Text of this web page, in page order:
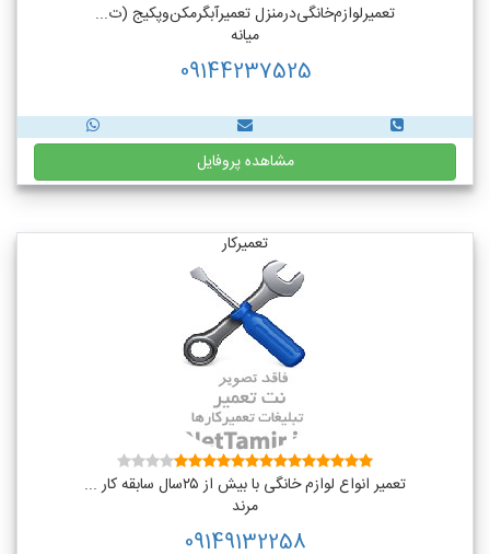
تعمیر‌لوازم‌‌خانگی‌در‌منزل‌ تعمیر‌آبگرمکن‌وپکیج (ت...
میانه
09144237525
مشاهده پروفایل
تعمیرکار
تعمیر انواع لوازم خانگی با بیش از ۲۵سال سابقه کار ...
مرند
09149132258